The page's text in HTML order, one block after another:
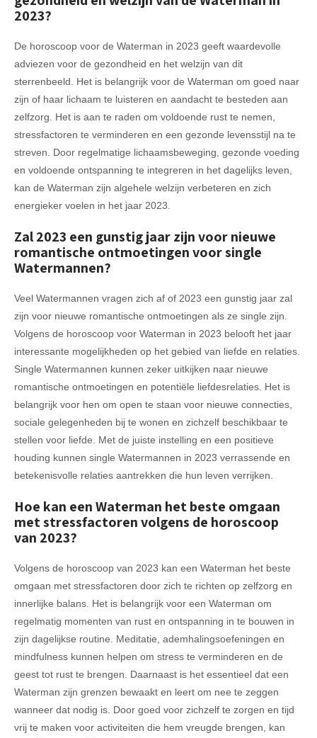
2023?
De horoscoop voor de Waterman in 2023 geeft waardevolle
adviezen voor de gezondheid en het welzijn van dit
sterrenbeeld. Het is belangrijk voor de Waterman om goed naar
zijn of haar lichaam te luisteren en aandacht te besteden aan
zelfzorg. Het is aan te raden om voldoende rust te nemen,
stressfactoren te verminderen en een gezonde levensstijl na te
streven. Door regelmatige lichaamsbeweging, gezonde voeding
en voldoende ontspanning te integreren in het dagelijks leven,
kan de Waterman zijn algehele welzijn verbeteren en zich
energieker voelen in het jaar 2023.
Zal 2023 een gunstig jaar zijn voor nieuwe
romantische ontmoetingen voor single
Watermannen?
Veel Watermannen vragen zich af of 2023 een gunstig jaar zal
zijn voor nieuwe romantische ontmoetingen als ze single zijn.
Volgens de horoscoop voor Waterman in 2023 belooft het jaar
interessante mogelijkheden op het gebied van liefde en relaties.
Single Watermannen kunnen zeker uitkijken naar nieuwe
romantische ontmoetingen en potentiële liefdesrelaties. Het is
belangrijk voor hen om open te staan voor nieuwe connecties,
sociale gelegenheden bij te wonen en zichzelf beschikbaar te
stellen voor liefde. Met de juiste instelling en een positieve
houding kunnen single Watermannen in 2023 verrassende en
betekenisvolle relaties aantrekken die hun leven verrijken.
Hoe kan een Waterman het beste omgaan
met stressfactoren volgens de horoscoop
van 2023?
Volgens de horoscoop van 2023 kan een Waterman het beste
omgaan met stressfactoren door zich te richten op zelfzorg en
innerlijke balans. Het is belangrijk voor een Waterman om
regelmatig momenten van rust en ontspanning in te bouwen in
zijn dagelijkse routine. Meditatie, ademhalingsoefeningen en
mindfulness kunnen helpen om stress te verminderen en de
geest tot rust te brengen. Daarnaast is het essentieel dat een
Waterman zijn grenzen bewaakt en leert om nee te zeggen
wanneer dat nodig is. Door goed voor zichzelf te zorgen en tijd
vrij te maken voor activiteiten die hem vreugde brengen, kan